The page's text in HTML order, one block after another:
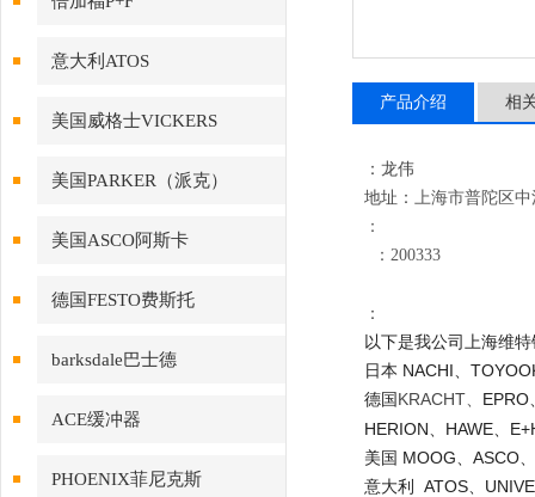
意大利ATOS
美国威格士VICKERS
美国PARKER（派克）
美国ASCO阿斯卡
德国FESTO费斯托
barksdale巴士德
ACE缓冲器
PHOENIX菲尼克斯
产品介绍 相
：龙伟
地址： 上海市普陀区中
：
：200333
：
以下是我公司上海维
日本 NACHI、
德国KRACHT、 EPRO
HERION、HAWE、
美国 MOOG、ASCO
意大利 ATOS、